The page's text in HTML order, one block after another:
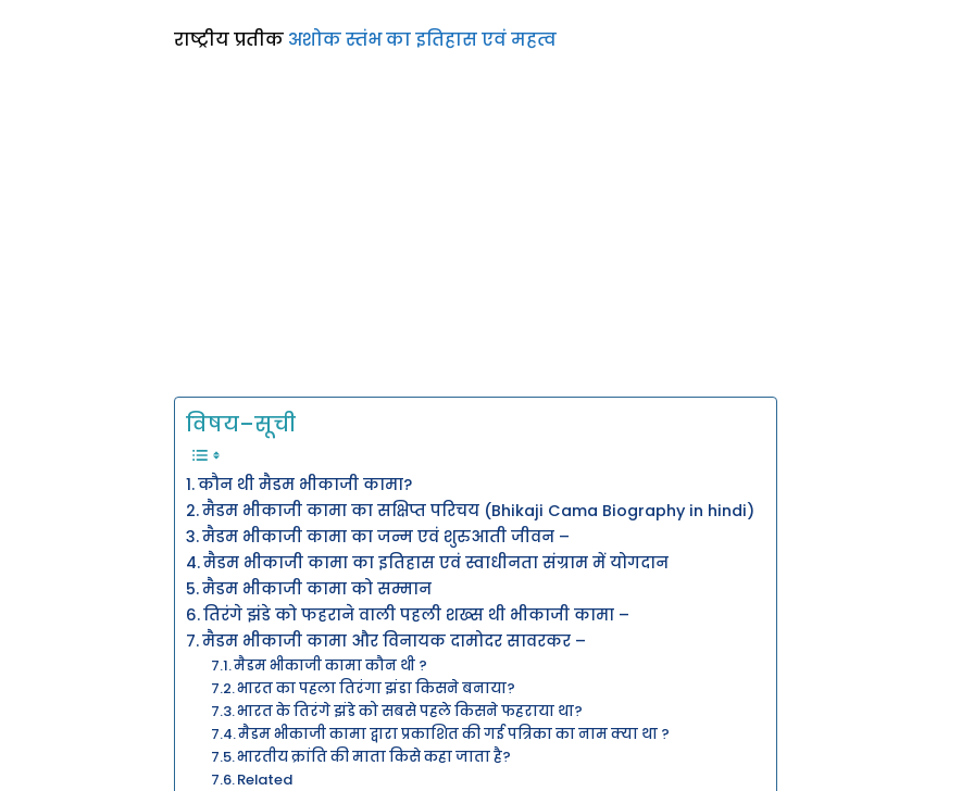
राष्ट्रीय प्रतीक अशोक स्तंभ का इतिहास एवं महत्व
विषय–सूची
कौन थी मैडम भीकाजी कामा?
मैडम भीकाजी कामा का सक्षिप्त परिचय (Bhikaji Cama Biography in hindi)
मैडम भीकाजी कामा का जन्म एवं शुरुआती जीवन –
मैडम भीकाजी कामा का इतिहास एवं स्वाधीनता संग्राम में योगदान
मैडम भीकाजी कामा को सम्मान
तिरंगे झंडे को फहराने वाली पहली शख्स थी भीकाजी कामा –
मैडम भीकाजी कामा और विनायक दामोदर सावरकर –
मैडम भीकाजी कामा कौन थी ?
भारत का पहला तिरंगा झंडा किसने बनाया?
भारत के तिरंगे झंडे को सबसे पहले किसने फहराया था?
मैडम भीकाजी कामा द्वारा प्रकाशित की गई पत्रिका का नाम क्या था ?
भारतीय क्रांति की माता किसे कहा जाता है?
Related